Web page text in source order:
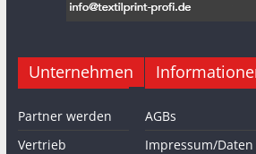
Unternehmen
Partner werden
Vertrieb
AGBs
Impressum/Daten